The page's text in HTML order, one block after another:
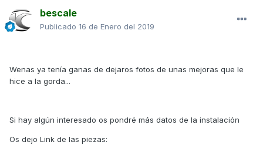
bescale
Publicado 16 de Enero del 2019
Wenas ya tenía ganas de dejaros fotos de unas mejoras que le
hice a la gorda...
Si hay algún interesado os pondré más datos de la instalación
Os dejo Link de las piezas: